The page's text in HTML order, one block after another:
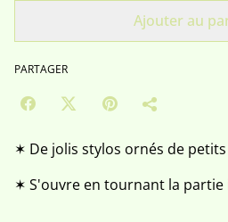
Ajouter au
PARTAGER
✶ De jolis stylos ornés de
✶ S'ouvre en tournant la